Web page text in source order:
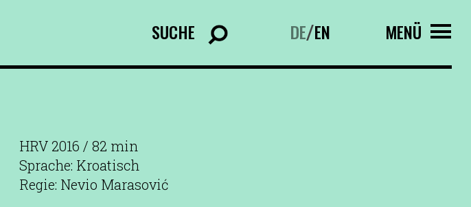
SUCHE DE/EN MENÜ
HRV 2016 / 82 min
Sprache: Kroatisch
Regie: Nevio Marasović